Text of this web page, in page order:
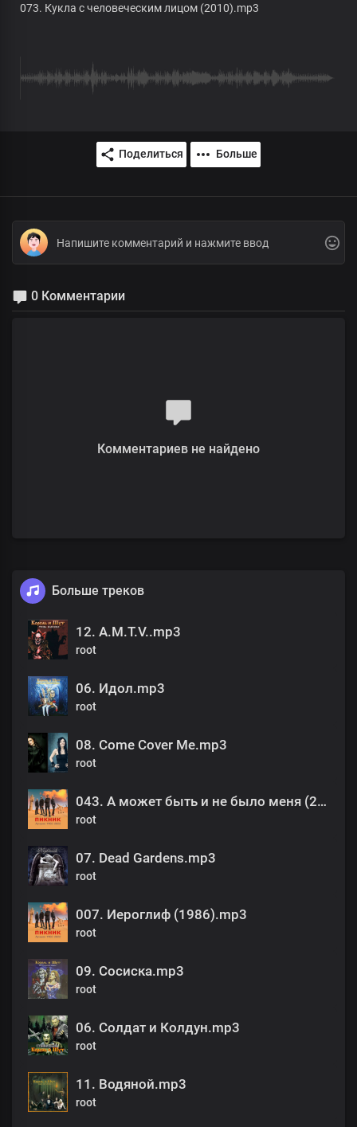
073. Кукла с человеческим лицом (2010).mp3
Поделиться Больше
0 Комментарии
Комментариев не найдено
Больше треков
12. A.M.T.V..mp3
root
06. Идол.mp3
root
08. Come Cover Me.mp3
root
043. А может быть и не было меня (2002).mp3
root
07. Dead Gardens.mp3
root
007. Иероглиф (1986).mp3
root
09. Сосиска.mp3
root
06. Солдат и Колдун.mp3
root
11. Водяной.mp3
root